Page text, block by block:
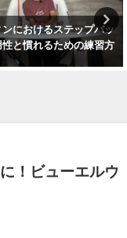
ンにおけるステップバッ
性と慣れるための練習方
！ビューエルウ